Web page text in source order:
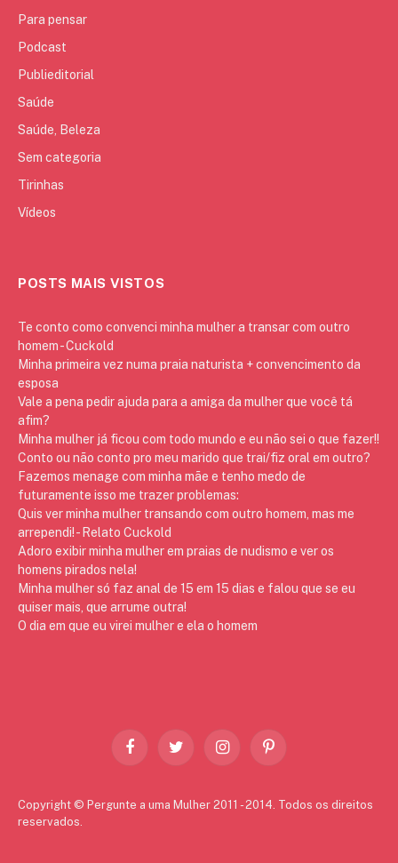
Para pensar
Podcast
Publieditorial
Saúde
Saúde, Beleza
Sem categoria
Tirinhas
Vídeos
POSTS MAIS VISTOS
Te conto como convenci minha mulher a transar com outro
homem - Cuckold
Minha primeira vez numa praia naturista + convencimento da
esposa
Vale a pena pedir ajuda para a amiga da mulher que você tá
afim?
Minha mulher já ficou com todo mundo e eu não sei o que fazer!!
Conto ou não conto pro meu marido que trai/fiz oral em outro?
Fazemos menage com minha mãe e tenho medo de
futuramente isso me trazer problemas:
Quis ver minha mulher transando com outro homem, mas me
arrependi! - Relato Cuckold
Adoro exibir minha mulher em praias de nudismo e ver os
homens pirados nela!
Minha mulher só faz anal de 15 em 15 dias e falou que se eu
quiser mais, que arrume outra!
O dia em que eu virei mulher e ela o homem
FacebookTwitter InstagramPinterest
Copyright © Pergunte a uma Mulher 2011 - 2014. Todos os direitos
reservados.